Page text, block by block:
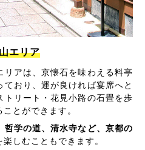
エリア
アは、京懐石を味わえる料亭
おり、運が良ければ宴席へと
トリート・花見小路の石畳を歩
とができます。
哲学の道、清水寺など、京都の
楽しむこともできます。